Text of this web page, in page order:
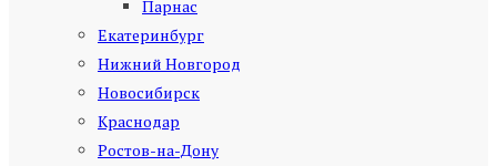
Парнас
Екатеринбург
Нижний Новгород
Новосибирск
Краснодар
Ростов-на-Дону